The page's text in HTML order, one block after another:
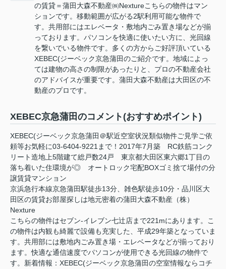
の賃貸＝蒲田大森不動産㈱Nextureこちらの物件はマン
ションです。移動範囲が広がる2駅利用可能な物件で
す。共用部にはエレベータ・敷地内ごみ置き場などが揃
っております。パソコンを快適に使いたい方に、光回線
を繋いでいる物件です。多くの方からご好評頂いている
XEBEC(ジーベック京急蒲田のご紹介です。地域によっ
ては建物の高さの制限があったりと、プロの不動産会社
のアドバイスが重要です。蒲田大森不動産は大田区の不
動産のプロです。
XEBEC京急蒲田のコメント(おすすめポイント)
XEBEC(ジーベック京急蒲田＠駅近空室状況類似物件ご見学ご依
頼等お気軽に03-6404-9221まで！2017年7月築 RC鉄筋コンク
リート造地上5階建て総戸数24戸 東京都大田区東六郷1丁目の
落ち着いた住環境が◎ オートロック宅配BOXゴミ捨て場付の分
譲賃貸マンション
京浜急行本線京急蒲田駅徒歩13分、雑色駅徒歩10分・品川区大
田区の賃貸お部屋探しは地元密着の蒲田大森不動産（株）
Nexture
こちらの物件はセブン-イレブン七辻店まで221mにあります。こ
の物件は内観も綺麗で設備も充実した、平成29年築となっていま
す。共用部には敷地内ごみ置き場・エレベータなどが揃っており
ます。快適な通信速度でパソコンが使用できる光回線の物件で
す。新着情報：XEBEC(ジーベック京急蒲田の空室情報ならコチ